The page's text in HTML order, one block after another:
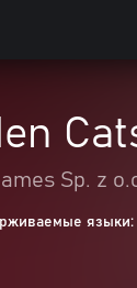
Sp. z
языки: